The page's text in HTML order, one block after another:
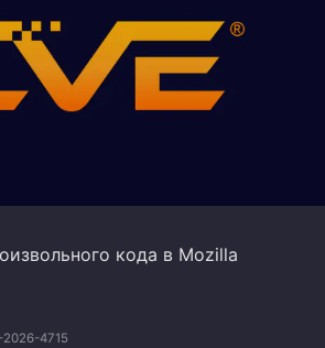
кода в Mozilla
2026-4715